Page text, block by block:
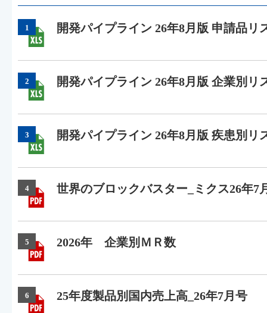
1 開発パイプライン 26年8月版 申請品リ
2 開発パイプライン 26年8月版 企業別リ
3 開発パイプライン 26年8月版 疾患別リ
4 世界のブロックバスター_ミクス26年7
5 2026年 企業別ＭＲ数
6 25年度製品別国内売上高_26年7月号